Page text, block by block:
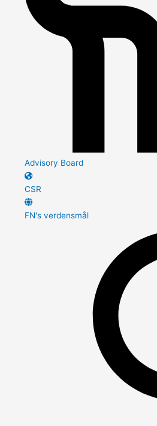
Advisory Board
CSR
FN's verdensmål